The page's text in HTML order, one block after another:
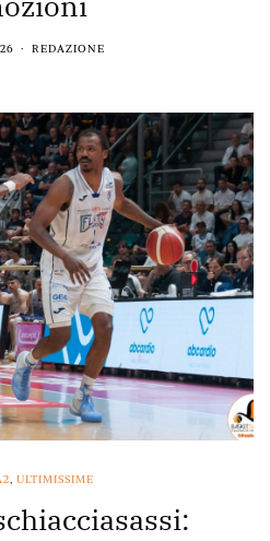
REDAZIONE
, ULTIMISSIME